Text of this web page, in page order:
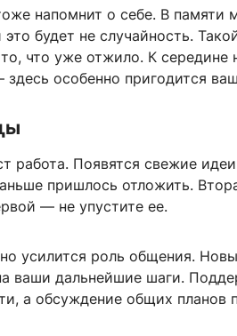
напомнит о себе. В памяти
будет не случайность.
что уже отжило. К середине
особенно пригодится
работа. Появятся свежие
пришлось отложить.
— не упустите ее.
усилится роль общения.
ваши дальнейшие шаги.
а обсуждение общих планов